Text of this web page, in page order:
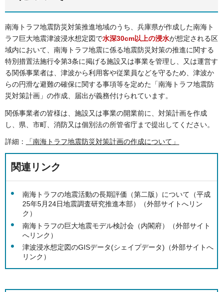
南海トラフ地震防災対策推進地域のうち、兵庫県が作成した南海ト
ラフ巨大地震津波浸水想定図で水深30cm以上の浸水が想定される区
域内において、南海トラフ地震に係る地震防災対策の推進に関する
特別措置法施行令第3条に掲げる施設又は事業を管理し、又は運営す
る関係事業者は、津波から利用客や従業員などを守るため、津波か
らの円滑な避難の確保に関する事項等を定めた「南海トラフ地震防
災対策計画」の作成、届出が義務付けられています。
関係事業者の皆様は、施設又は事業の開業前に、対策計画を作成
し、県、市町、消防又は個別法の所管省庁まで提出してください。
詳細： 「南海トラフ地震防災対策計画の作成について」
関連リンク
南海トラフの地震活動の長期評価（第二版）について（平成
25年5月24日地震調査研究推進本部）（外部サイトへリン
ク）
南海トラフの巨大地震モデル検討会（内閣府）（外部サイト
へリンク）
津波浸水想定図のGISデータ(シェイプデータ)（外部サイトへ
リンク）